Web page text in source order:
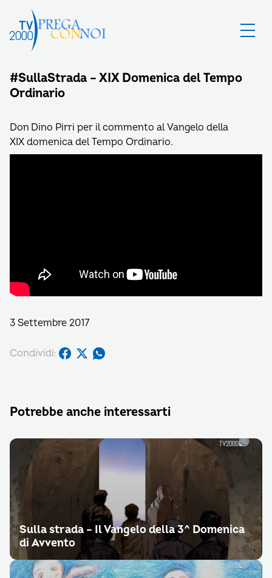
#SullaStrada – XIX Domenica del Tempo
Ordinario
Don Dino Pirri per il commento al Vangelo della
XIX domenica del Tempo Ordinario.
3 Settembre 2017
Condividi:
Potrebbe anche interessarti
Sulla strada – Il Vangelo della 3^ Domenica
di Avvento